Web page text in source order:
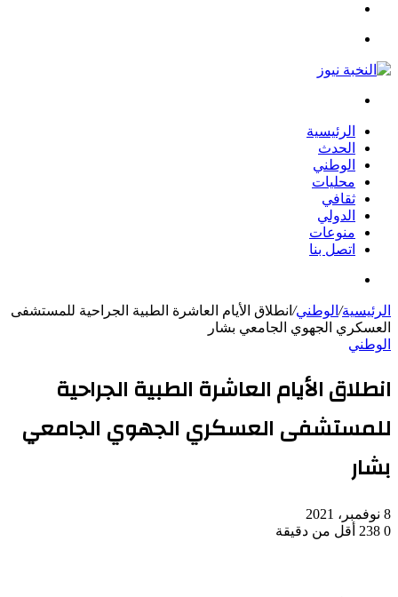
الرئيسية
الحدث
الوطني
محليات
ثقافي
الدولي
منوعات
اتصل بنا
الرئيسية/ الوطني/ انطلاق الأيام العاشرة الطبية الجراحية للمستشفى
العسكري الجهوي الجامعي بشار
الوطني
انطلاق الأيام العاشرة الطبية الجراحية
للمستشفى العسكري الجهوي الجامعي
بشار
8 نوفمبر، 2021
0
أقل من دقيقة